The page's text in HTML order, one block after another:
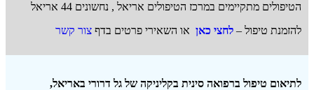
הטיפולים מתקיימים במרכז הטיפולים אריאל , נחשונים 44 אריאל
להזמנת טיפול – לחצי כאן או השאירי פרטים בדף צור קשר
לתיאום טיפול ברפואה סינית בקליניקה של גל דרורי באריאל,